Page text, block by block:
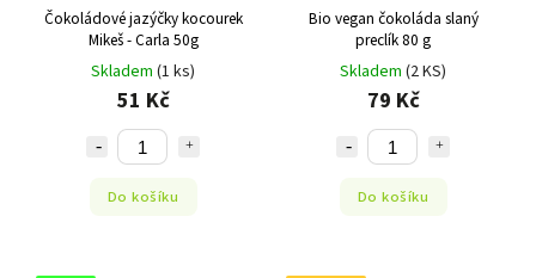
Čokoládové jazýčky kocourek
Mikeš - Carla 50g
Skladem (1 ks)
51 Kč
Do košíku
Bio vegan čokoláda slaný
preclík 80 g
Skladem (2 KS)
79 Kč
Do košíku